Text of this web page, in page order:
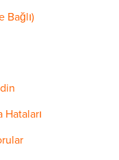
Bağlı)
Hataları